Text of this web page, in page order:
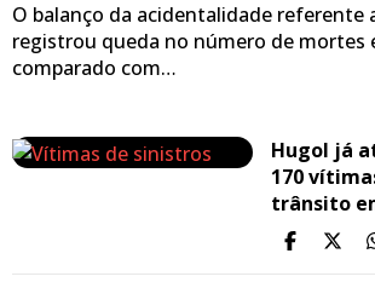
O balanço da acidentalidade referente
registrou queda no número de mortes
comparado com…
Hugol já
170
trânsito